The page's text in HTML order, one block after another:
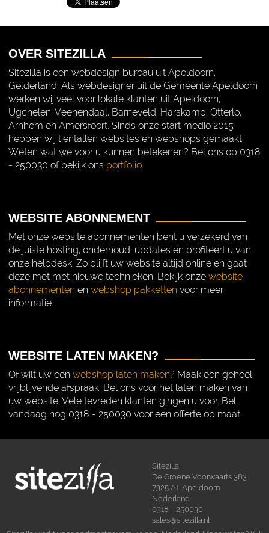
OVER SITEZILLA
Sitezilla is een webdesign bureau uit Apeldoorn,
Gelderland. Als webdesigner uit de Gemeente Apeldoorn
werken wij veel voor lokale klanten uit Apeldoorn,
Ugchelen, Veenendaal, Barneveld, Harskamp, Otterlo,
Arnhem en Amersfoort. Sinds onze start medio 2015
hebben wij tientallen websites en webshops gemaakt.
Weten wat we voor u kunnen betekenen? Bel ons op 0318
- 250030 of bekijk ons portfolio.
WEBSITE ABONNEMENT
Met onze website abonnementen bent u verzekerd van
de juiste hosting, onderhoud, updates en profiteert u van
onze helpdesk. Zo blijft uw website altijd online en gaat
deze met met nieuwe technieken. Bekijk onze website
abonnementen en webshop pakketten voor meer
informatie.
WEBSITE LATEN MAKEN?
Of wilt uw een webshop laten maken? Maak een geheel
vrijblijvende afspraak. Bel ons voor het laten maken van
uw website. Vele tevreden klanten gingen u voor. Bel
vandaag nog 0318 - 250030 voor een offerte op maat.
Sitezilla
De Groene Voorwaarts 383
7325 AT Apeldoorn
Nederland
0318 - 250030
sales@sitezilla.nl